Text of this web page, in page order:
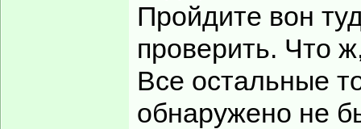
Пройдите вон
проверить. Что
Все остальные
обнаружено не